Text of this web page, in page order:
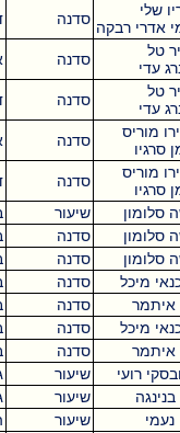
רבקה
סדנה
סדנה
סדנה
סדנה
סדנה
שיעור
סדנה
סדנה
מיכל
סדנה
סדנה
מיכל
סדנה
סדנה
רועי
שיעור
שיעור
שיעור